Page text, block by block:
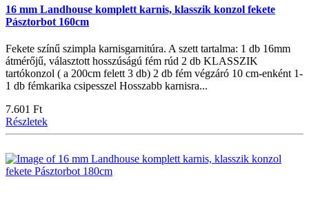
16 mm Landhouse komplett karnis, klasszik konzol fekete
Pásztorbot 160cm
Fekete színű szimpla karnisgarnitúra. A szett tartalma: 1 db 16mm
átmérőjű, választott hosszúságú fém rúd 2 db KLASSZIK
tartókonzol ( a 200cm felett 3 db) 2 db fém végzáró 10 cm-enként 1-
1 db fémkarika csipesszel Hosszabb karnisra...
7.601 Ft
Részletek